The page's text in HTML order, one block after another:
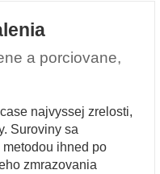
a porciovane,
najvyssej zrelosti,
Suroviny sa
ihned po
zmrazovania